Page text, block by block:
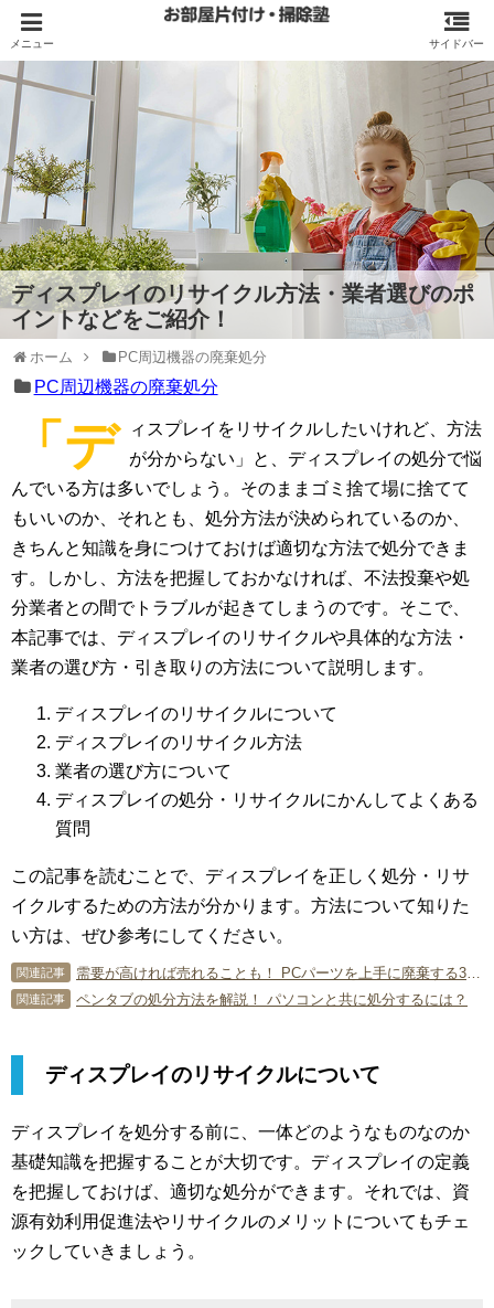
ディスプレイのリサイクル方法・業者選びのポ
イントなどをご紹介！
ホーム PC周辺機器の廃棄処分
PC周辺機器の廃棄処分
「デ
ィスプレイをリサイクルしたいけれど、方法
が分からない」と、ディスプレイの処分で悩
んでいる方は多いでしょう。そのままゴミ捨て場に捨てて
もいいのか、それとも、処分方法が決められているのか、
きちんと知識を身につけておけば適切な方法で処分できま
す。しかし、方法を把握しておかなければ、不法投棄や処
分業者との間でトラブルが起きてしまうのです。そこで、
本記事では、ディスプレイのリサイクルや具体的な方法・
業者の選び方・引き取りの方法について説明します。
ディスプレイのリサイクルについて
ディスプレイのリサイクル方法
業者の選び方について
ディスプレイの処分・リサイクルにかんしてよくある
質問
この記事を読むことで、ディスプレイを正しく処分・リサ
イクルするための方法が分かります。方法について知りた
い方は、ぜひ参考にしてください。
関連記事 需要が高ければ売れることも！ PCパーツを上手に廃棄する3つの方法
関連記事 ペンタブの処分方法を解説！ パソコンと共に処分するには？
ディスプレイのリサイクルについて
ディスプレイを処分する前に、一体どのようなものなのか
基礎知識を把握することが大切です。ディスプレイの定義
を把握しておけば、適切な処分ができます。それでは、資
源有効利用促進法やリサイクルのメリットについてもチェ
ックしていきましょう。